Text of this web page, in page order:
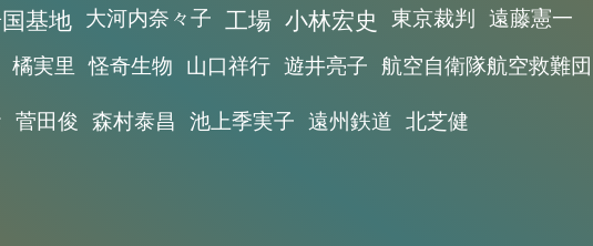
基地 大河内奈々子 工場 小林宏史 東京裁判 遠藤憲一
橘実里 怪奇生物 山口祥行 遊井亮子 航空自衛隊航空救難団
菅田俊 森村泰昌 池上季実子 遠州鉄道 北芝健